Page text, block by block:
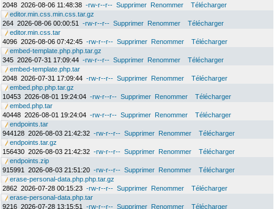
2048 2026-08-06 11:48:38 -rw-r--r-- Supprimer Renommer
Télécharger
editor.min.css.min.css.tar.gz
264 2026-08-06 00:00:51 -rw-r--r-- Supprimer Renommer
Télécharger
editor.min.css.tar
4096 2026-08-06 07:42:45 -rw-r--r-- Supprimer Renommer
Télécharger
embed-template.php.php.tar.gz
345 2026-07-31 17:09:44 -rw-r--r-- Supprimer Renommer
Télécharger
embed-template.php.tar
2048 2026-07-31 17:09:44 -rw-r--r-- Supprimer Renommer
Télécharger
embed.php.php.tar.gz
10453 2026-08-01 19:24:04 -rw-r--r-- Supprimer Renommer
Télécharger
embed.php.tar
40448 2026-08-01 19:24:04 -rw-r--r-- Supprimer Renommer
Télécharger
endpoints.tar
944128 2026-08-03 21:42:32 -rw-r--r-- Supprimer Renommer
Télécharger
endpoints.tar.gz
156430 2026-08-03 21:42:32 -rw-r--r-- Supprimer Renommer
Télécharger
endpoints.zip
915991
2026-08-03 21:51:20 -rw-r--r-- Supprimer Renommer
Télécharger
erase-personal-data.php.php.tar.gz
2862 2026-07-28 00:15:23 -rw-r--r-- Supprimer Renommer
Télécharger
erase-personal-data.php.tar
9216 2026-07-28 13:15:51 -rw-r--r-- Supprimer Renommer Télécharger